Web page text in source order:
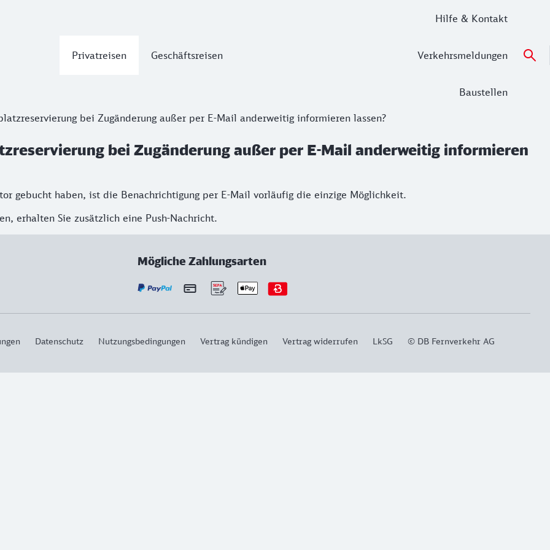
Privatreisen Geschäftsreisen
Hilfe & Kontakt
Verkehrsmeldungen
Baustellen
bei Zugänderung außer per E-Mail anderweitig informieren lassen?
bei Zugänderung außer per E-Mail anderweitig informieren
gebucht haben, ist die Benachrichtigung per E-Mail vorläufig die einzige Möglichkeit.
erhalten Sie zusätzlich eine Push-Nachricht.
Mögliche Zahlungsarten
Datenschutz Nutzungsbedingungen Vertrag kündigen Vertrag widerrufen LkSG © DB Fernverkehr AG